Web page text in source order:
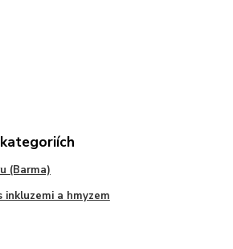
(Barma)
a hmyzem